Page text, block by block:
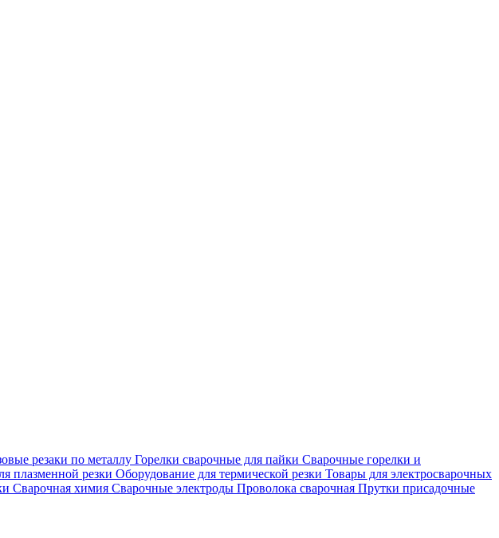
резаки по металлу Горелки сварочные для пайки Сварочные горелки и
плазменной резки Оборудование для термической резки Товары для электросварочных
Сварочная химия Сварочные электроды Проволока сварочная Прутки присадочные